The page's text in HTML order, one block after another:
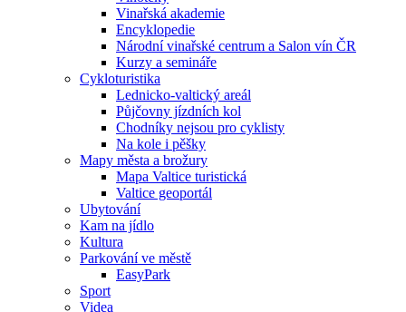
Vinařská akademie
Encyklopedie
Národní vinařské centrum a Salon vín ČR
Kurzy a semináře
Cykloturistika
Lednicko-valtický areál
Půjčovny jízdních kol
Chodníky nejsou pro cyklisty
Na kole i pěšky
Mapy města a brožury
Mapa Valtice turistická
Valtice geoportál
Ubytování
Kam na jídlo
Kultura
Parkování ve městě
EasyPark
Sport
Videa